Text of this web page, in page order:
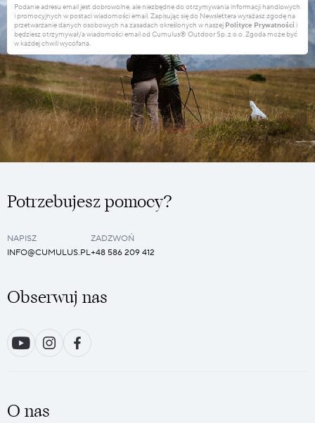
Podanie adresu email jest dobrowolne, ale niezbędne do otrzymywania informacji handlowych
i promocyjnych w postaci wiadomości email. Zapisując się do Newslettera wyrażasz zgodę na
przetwarzanie danych osobowych na zasadach określonych w naszej Polityce Prywatności i
będziesz otrzymywał/a wiadomości email od Cumulus® Outdoor Sp. z o.o. Zgoda może być
w każdej chwili wycofana.
Potrzebujesz pomocy?
NAPISZ
INFO@CUMULUS.PL
ZADZWOŃ
+48 586 209 412
Obserwuj nas
O nas